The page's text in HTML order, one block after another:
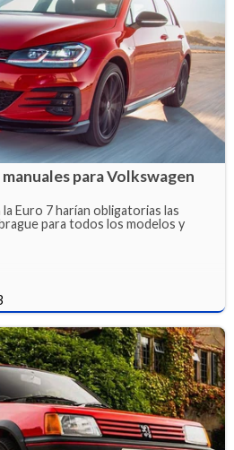
para Volkswagen
Euro 7 harían obligatorias las
para todos los modelos y